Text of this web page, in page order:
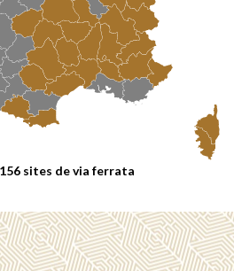
156 sites de via ferrata